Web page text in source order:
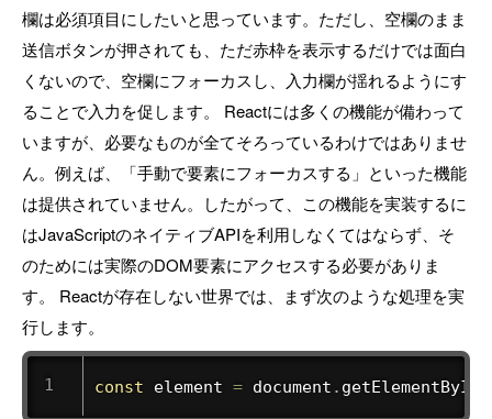
欄は必須項目にしたいと思っています。ただし、空欄のまま
送信ボタンが押されても、ただ赤枠を表示するだけでは面白
くないので、空欄にフォーカスし、入力欄が揺れるようにす
ることで入力を促します。 Reactには多くの機能が備わって
いますが、必要なものが全てそろっているわけではありませ
ん。例えば、「手動で要素にフォーカスする」といった機能
は提供されていません。したがって、この機能を実装するに
はJavaScriptのネイティブAPIを利用しなくてはならず、そ
のためには実際のDOM要素にアクセスする必要がありま
す。 Reactが存在しない世界では、まず次のような処理を実
行します。
const element = document . getElementById